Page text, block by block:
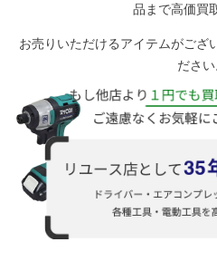
品まで高価買
お売りいただけるアイテムがござ
ださい